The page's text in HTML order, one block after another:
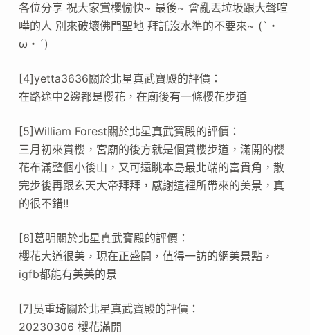
各位分享 祝大家賞櫻愉快~ 最後~ 會亂丟垃圾跟大聲喧
嘩的人 別來破壞佛門聖地 拜託沒水準的不要來~ (`・
ω・´)
[4]yetta3636關於北星真武寶殿的評價：
在路途中2邊都是櫻花，在廟後有一條櫻花步道
[5]William Forest關於北星真武寶殿的評價：
三月初來賞櫻，宮廟的後方就是個賞櫻步道，滿開的櫻
花布滿整個小後山，又可遠眺本島最北端的富貴角，散
完步後再跟玄天大帝拜拜，感謝這裡所帶來的美景，真
的很不錯!!
[6]葛明關於北星真武寶殿的評價：
櫻花大道很美，現在正盛開，值得一訪的網美景點，
igfb都能有美美的景
[7]吳重琦關於北星真武寶殿的評價：
20230306 櫻花滿開